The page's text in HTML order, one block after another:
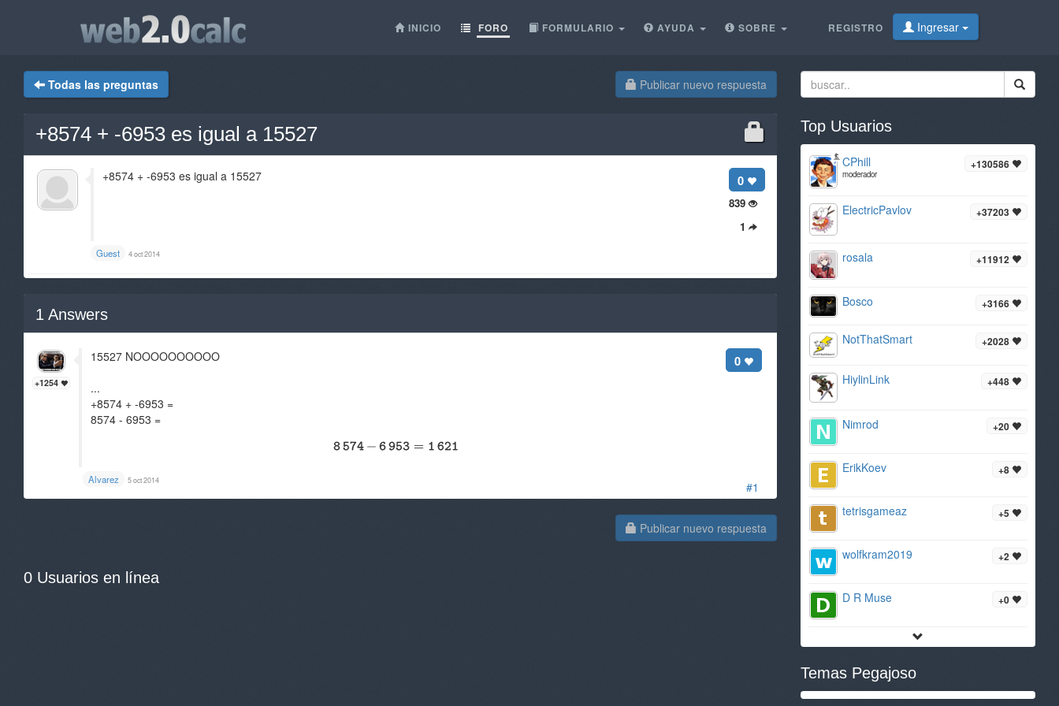
REGISTRO Ingresar
INICIO FORO FORMULARIO AYUDA SOBRE
Publicar nuevo respuesta
Todas las preguntas
+8574 + -6953 es igual a 15527
0
839
1
+8574 + -6953 es igual a 15527
Guest 4 oct 2014
1 Answers
#1
+1254
0
15527 NOOOOOOOOOO
...
+8574 + -6953 =
8574 - 6953 =
Alvarez 5 oct 2014
Publicar nuevo respuesta
0 Usuarios en línea
Top Usuarios
+130586
CPhill
moderador
+37203
ElectricPavlov
+11912
rosala
+3166
Bosco
+2028
NotThatSmart
+448
HiylinLink
+20
Nimrod
+8
ErikKoev
+5
tetrisgameaz
+2
wolfkram2019
+0
D R Muse
Temas Pegajoso